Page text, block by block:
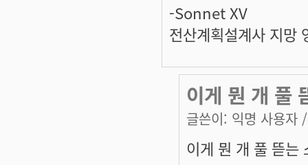
-Sonnet XV
전산계획설계사 지망
이게 뭔 개 풀
글쓴이: 익명 사용자
이게 뭔 개 풀 뜯는